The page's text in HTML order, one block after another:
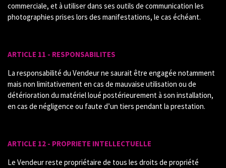
commerciale, et à utiliser dans ses outils de communication les
photographies prises lors des manifestations, le cas échéant.
ARTICLE 11 - RESPONSABILITES
La responsabilité du Vendeur ne saurait être engagée notamment
mais non limitativement en cas de mauvaise utilisation ou de
détérioration du matériel loué postérieurement à son installation,
en cas de négligence ou faute d’un tiers pendant la prestation.
ARTICLE 12 - PROPRIETE INTELLECTUELLE
Le Vendeur reste propriétaire de tous les droits de propriété